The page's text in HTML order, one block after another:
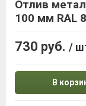
Отлив
100 мм RAL
730 руб. /
В